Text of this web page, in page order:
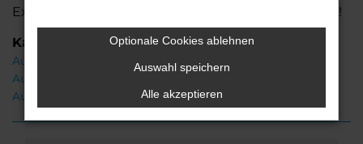
Expertenteam beraten – der Audi A1 wartet auf Sie!
Kategorie
Audi A1 Gebrauchtwagen Bremervörde
Audi A1 Bremervörde
Audi A1 Neuwagen Bremervörde
Optionale Cookies ablehnen
Auswahl speichern
Alle akzeptieren